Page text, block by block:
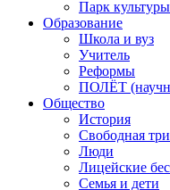
Парк
Образование
Школа и вуз
Учитель
Реформы
ПОЛЁТ
Общество
История
Свободная
Люди
Лицейские
Семья и дети